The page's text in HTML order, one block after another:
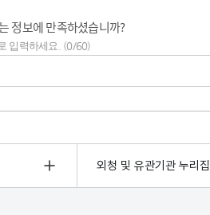
정보에 만족하셨습니까?
입력하세요. (0/60)
외청 및 유관기관 누리집